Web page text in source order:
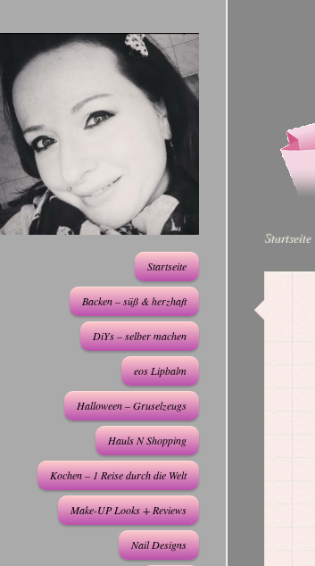
Startseite
Backen – süß & herzhaft
DiYs – selber machen
eos Lipbalm
Halloween – Gruselzeugs
Hauls N Shopping
Kochen – 1 Reise durch die Welt
Make-UP Looks + Reviews
Nail Designs
Startseite